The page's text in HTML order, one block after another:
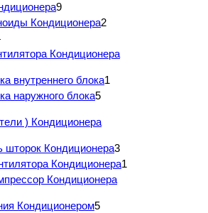
9
Кондиционера2
Кондиционера
внутреннего блока1
наружного блока5
) Кондиционера
шторок Кондиционера3
Кондиционера1
Кондиционера
Кондиционером5